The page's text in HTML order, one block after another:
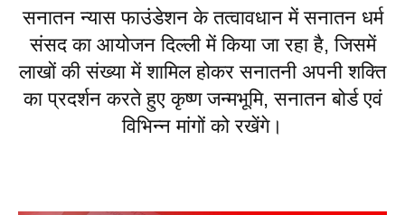
सनातन न्यास फाउंडेशन के तत्वावधान में सनातन धर्म
संसद का आयोजन दिल्ली में किया जा रहा है, जिसमें
लाखों की संख्या में शामिल होकर सनातनी अपनी शक्ति
का प्रदर्शन करते हुए कृष्ण जन्मभूमि, सनातन बोर्ड एवं
विभिन्न मांगों को रखेंगे।